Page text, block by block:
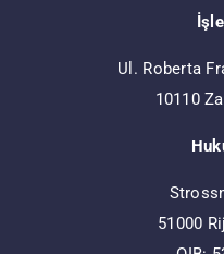
Ul. Roberta
10110
51000